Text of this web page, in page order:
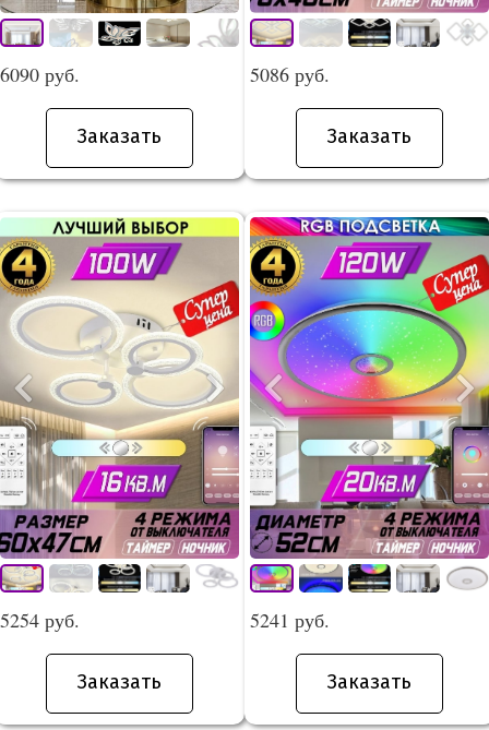
6090 руб.
Заказать
5086 руб.
Заказать
5254 руб.
Заказать
5241 руб.
Заказать